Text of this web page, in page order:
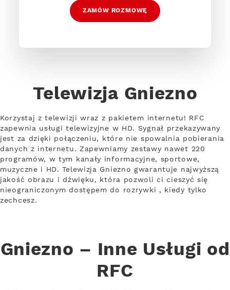
ZAMÓW ROZMOWĘ
Telewizja Gniezno
Korzystaj z telewizji wraz z pakietem internetu! RFC
zapewnia usługi telewizyjne w HD. Sygnał przekazywany
jest za dzięki połączeniu, które nie spowalnia pobierania
danych z internetu. Zapewniamy zestawy nawet 220
programów, w tym kanały informacyjne, sportowe,
muzyczne i HD. Telewizja Gniezno gwarantuje najwyższą
jakość obrazu i dźwięku, która pozwoli ci cieszyć się
nieograniczonym dostępem do rozrywki , kiedy tylko
zechcesz.
Gniezno – Inne Usługi od
RFC